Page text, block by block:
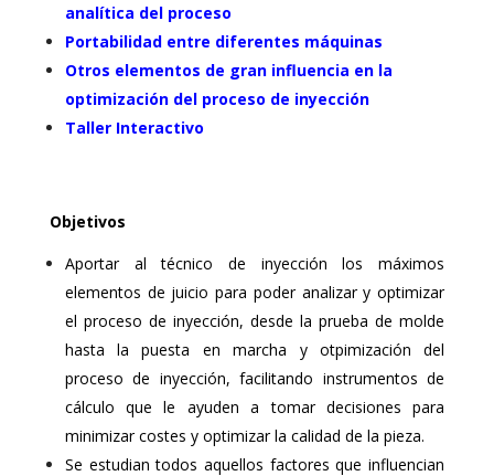
analítica del proceso
Portabilidad entre diferentes máquinas
Otros elementos de gran influencia en la
optimización del proceso de inyección
Taller Interactivo
Objetivos
Aportar al técnico de inyección los máximos
elementos de juicio para poder analizar y optimizar
el proceso de inyección, desde la prueba de molde
hasta la puesta en marcha y otpimización del
proceso de inyección, facilitando instrumentos de
cálculo que le ayuden a tomar decisiones para
minimizar costes y optimizar la calidad de la pieza.
Se estudian todos aquellos factores que influencian